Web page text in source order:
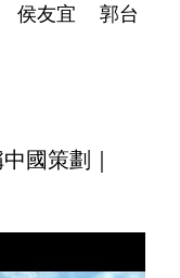
侯友宜
郭台
國策劃｜